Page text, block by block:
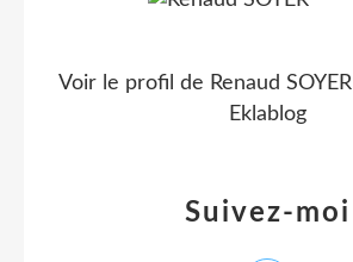
Suivez-moi
Voir le profil de Renaud SOYER
Eklablog